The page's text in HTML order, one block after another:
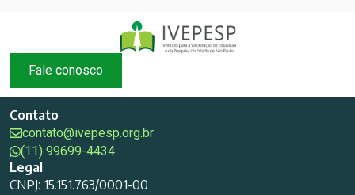
Fale conosco
Contato
contato@ivepesp.org.br
(11) 99699-4434
Legal
CNPJ: 15.151.763/0001-00